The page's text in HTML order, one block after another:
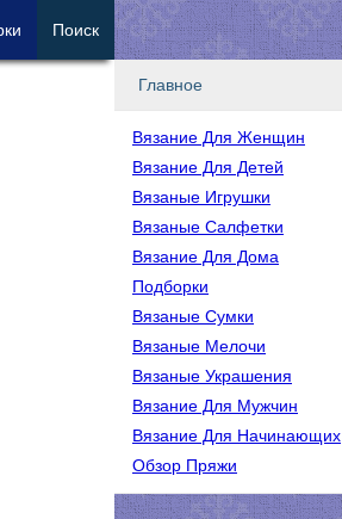
Главное
Вязание Для Женщин
Вязание Для Детей
Вязаные Игрушки
Вязаные Салфетки
Вязание Для Дома
Подборки
Вязаные Сумки
Вязаные Мелочи
Вязаные Украшения
Вязание Для Мужчин
Вязание Для Начинающих
Обзор Пряжи
Поиск